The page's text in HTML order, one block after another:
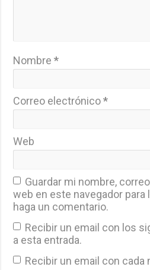
Nombre*
Correo electrónico*
Web
Guardar mi nombre,
web en este navegador para
haga un comentario.
Recibir un email con los
a esta entrada.
Recibir un email con cada